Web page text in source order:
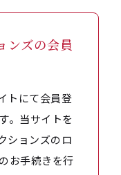
ンズの会員
トにて会員登
。当サイトを
ションズのロ
お手続きを行